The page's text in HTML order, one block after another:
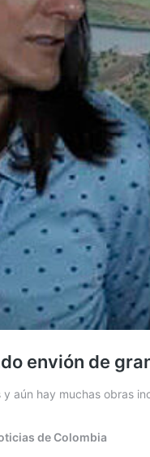
envión de
aún hay muchas obras
de Colombia